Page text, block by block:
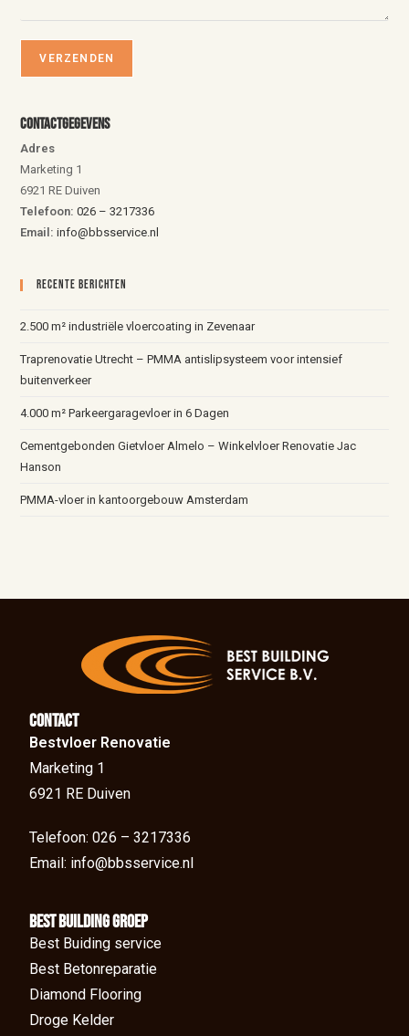
Contactgegevens
Adres
Marketing 1
6921 RE Duiven
Telefoon:026 – 3217336
Email: info@bbsservice.nl
Recente Berichten
2.500 m² industriële vloercoating in Zevenaar
Traprenovatie Utrecht – PMMA antislipsysteem voor intensief
buitenverkeer
4.000 m² Parkeergaragevloer in 6 Dagen
Cementgebonden Gietvloer Almelo – Winkelvloer Renovatie Jac
Hanson
PMMA-vloer in kantoorgebouw Amsterdam
Contact
Bestvloer Renovatie
Marketing 1
6921 RE Duiven
Telefoon: 026 – 3217336
Email: info@bbsservice.nl
BEst Building groep
Best Buiding service
Best Betonreparatie
Diamond Flooring
Droge Kelder